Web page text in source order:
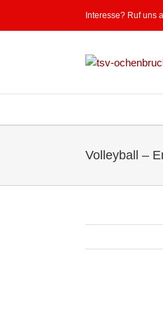
Interesse? Ruf uns
Volleyball –